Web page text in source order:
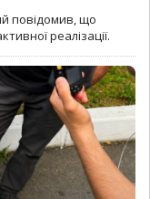
повідомив, що
реалізації.